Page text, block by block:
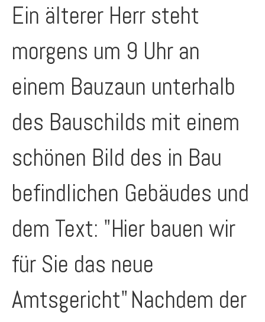
Ein älterer Herr steht
morgens um 9 Uhr an
einem Bauzaun unterhalb
des Bauschilds mit einem
schönen Bild des in Bau
befindlichen Gebäudes und
dem Text: "Hier bauen wir
für Sie das neue
Amtsgericht"Nachdem der